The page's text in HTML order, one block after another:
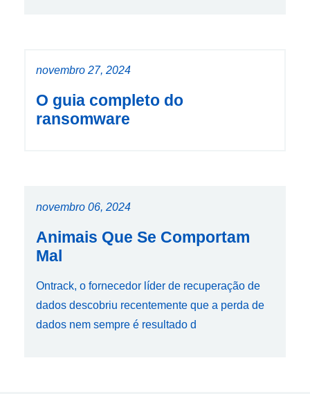
novembro 27, 2024
O guia completo do
ransomware
novembro 06, 2024
Animais Que Se Comportam
Mal
Ontrack, o fornecedor líder de recuperação de
dados descobriu recentemente que a perda de
dados nem sempre é resultado d